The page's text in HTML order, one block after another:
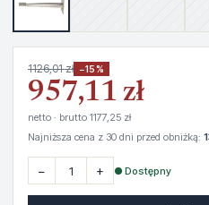
1126,01 zł −15%
957,11 zł
netto · brutto 1177,25 zł
Najniższa cena z 30 dni przed obniżką:
− + ● Dostępny